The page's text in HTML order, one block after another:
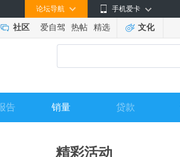
手机爱卡
论坛导航
社区 爱自驾 热帖 精选 文化
告 销量 贷款
精彩活动